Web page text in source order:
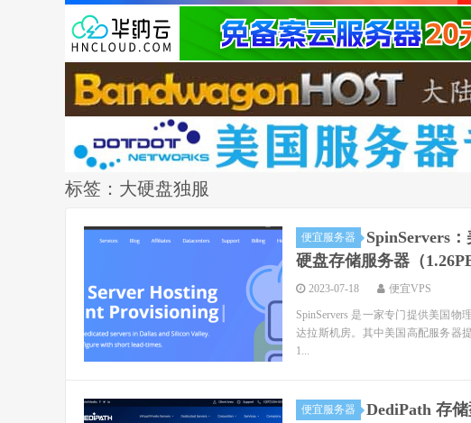
标签：大硬盘独服
便宜服务器
SpinServers
硬盘存储服务器（
2023-07-18 便宜VPS
SpinServers 是一家专门提供美国物
达拉斯机房。其中美国高配服务器
1...
便宜服务器
DediPath 存